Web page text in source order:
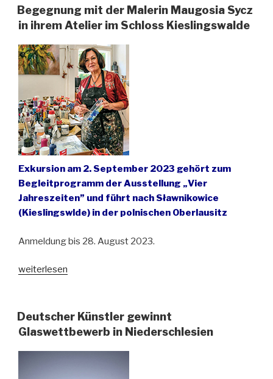
Stadt
und
Umgebung
von
Jelenia
Góra
(Hirschberg)“
Begegnung mit der Malerin Maugosia Sycz
in ihrem Atelier im Schloss Kieslingswalde
Exkursion am 2. September 2023 gehört zum
Begleitprogramm der Ausstellung „Vier
Jahreszeiten” und führt nach Sławnikowice
(Kieslingswlde) in der polnischen Oberlausitz
Anmeldung bis 28. August 2023.
„Begegnung
Malerin
Maugosia
weiterlesen
Deutscher Künstler gewinnt
Glaswettbewerb in Niederschlesien